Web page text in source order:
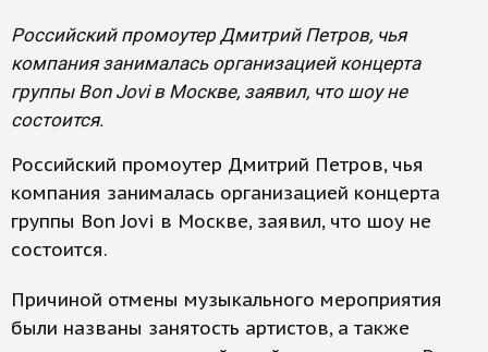
Российский промоутер Дмитрий Петров, чья
компания занималась организацией концерта
группы Bon Jovi в Москве, заявил, что шоу не
состоится.
Российский промоутер Дмитрий Петров, чья
компания занималась организацией концерта
группы Bon Jovi в Москве, заявил, что шоу не
состоится.
Причиной отмены музыкального мероприятия
были названы занятость артистов, а также